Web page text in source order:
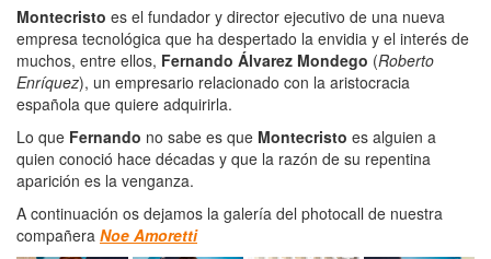
Montecristo es el fundador y director ejecutivo de una nueva
empresa tecnológica que ha despertado la envidia y el interés de
muchos, entre ellos, Fernando Álvarez Mondego (Roberto
Enríquez), un empresario relacionado con la aristocracia
española que quiere adquirirla.
Lo que Fernando no sabe es que Montecristo es alguien a
quien conoció hace décadas y que la razón de su repentina
aparición es la venganza.
A continuación os dejamos la galería del photocall de nuestra
compañera Noe Amoretti